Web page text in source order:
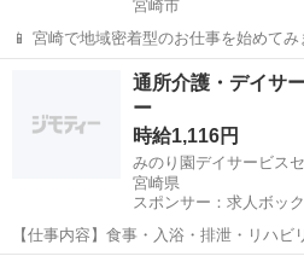
宮崎市
📱 宮崎で地域密着型のお仕事を始めて
もお気軽にご相談ください） ⏳ 時間や場所に縛られず、自宅でもスタ
ートOK！ ・働く場所・時間は自由。自
経験の方でも、...
宮崎市 その他 スキマ時間
通所介護・デイサ
ー
時給1,116円
みのり園デイサービス
宮崎県
スポンサー：求人ボッ
【仕事内容】食事・入浴・排泄・リハビ